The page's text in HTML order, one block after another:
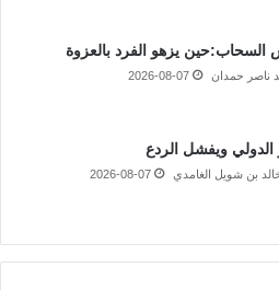
يزهو الفرد بالعزوة
ناصر حمدان 2026-08-07
الدولي ويفشل الردع
بن شويل الغامدي 2026-08-07